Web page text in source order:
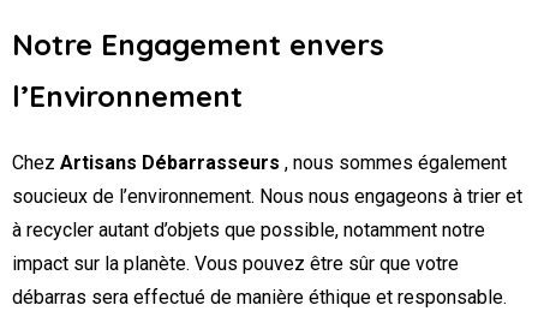
Notre Engagement envers
l’Environnement
Chez Artisans Débarrasseurs , nous sommes également
soucieux de l’environnement. Nous nous engageons à trier et
à recycler autant d’objets que possible, notamment notre
impact sur la planète. Vous pouvez être sûr que votre
débarras sera effectué de manière éthique et responsable.